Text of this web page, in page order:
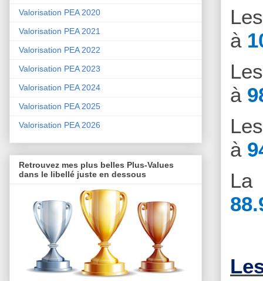
à
à
à
La
Valorisation PEA 2020
Valorisation PEA 2021
Valorisation PEA 2022
Valorisation PEA 2023
Valorisation PEA 2024
Valorisation PEA 2025
Valorisation PEA 2026
Retrouvez mes plus belles Plus-Values
dans le libellé juste en dessous